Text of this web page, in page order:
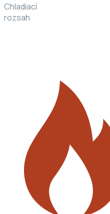
Chladiací
rozsah